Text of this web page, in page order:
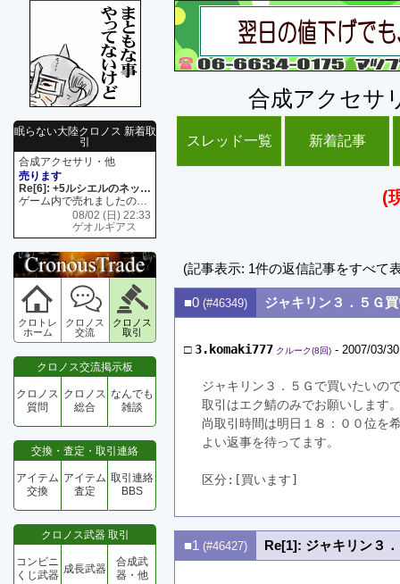
眠らない大陸クロノス 新着取
引
合成アクセサリ・他
売ります
Re[6]: +5ルシエルのネックレス
ゲーム内で売れましたので 在庫がネク1 リング4 となります リングのお値段は80G といたします
08/02 (日) 22:33
ゲオルギアス
クロトレ
ホーム
クロノス
交流
クロノス
取引
クロノス交流掲示板
クロノス
質問
クロノス
総合
なんでも
雑談
交換・査定・取引連絡
アイテム
交換
アイテム
査定
取引連絡
BBS
クロノス武器 取引
コンビニ
くじ武器 成長武器
合成武
器・他
合成アクセサ
スレッド一覧 新着記事
(
(記事表示: 1件の返信記事をすべて
■0 (#46349) ジャキリン３．５Ｇ
□3.komaki777 クルーク(8回) - 2007/03/
ジャキリン３．５Ｇで買いたいの
取引はエク鯖のみでお願いします
尚取引時間は明日１８：００位を
よい返事を待ってます。
区分:[買います]
■1 (#46427) Re[1]: ジャキリン３